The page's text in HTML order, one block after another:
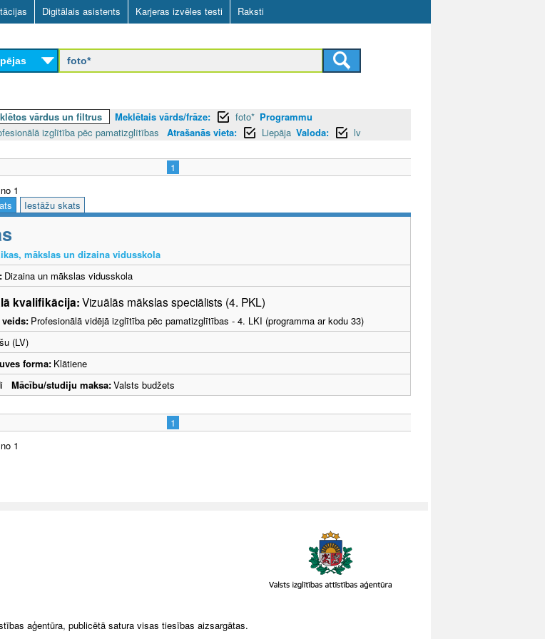
Skip
to
main
content
Digitālais asistents Karjeras izvēles testi Raksti
vārdus un filtrus Meklētais vārds/frāze: foto* Programmu
izglītība pēc pamatizglītības Atrašanās vieta: Liepāja Valoda: lv
1
1
Iestāžu skats
mākslas un dizaina vidusskola
Dizaina un mākslas vidusskola
kvalifikācija:Vizuālās mākslas speciālists (4. PKL)
Profesionālā vidējā izglītība pēc pamatizglītības - 4. LKI (programma ar kodu 33)
(LV)
forma: Klātiene
Mācību/studiju maksa:Valsts budžets
1
1
aģentūra, publicētā satura visas tiesības aizsargātas.